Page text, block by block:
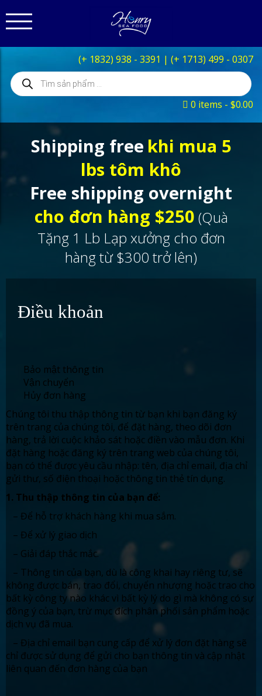
(+ 1832) 938 - 3391 | (+ 1713) 499 - 0307
Products
search
0 items
$0.00
Shipping free khi mua 5
lbs tôm khô
Free shipping overnight
cho đơn hàng $250 (Quà
Tặng 1 Lb Lạp xưởng cho đơn
hàng từ $300 trở lên)
Điều khoản
Bảo mật thông tin
Vận chuyển
Hủy đơn hàng
Chúng tôi thu thập thông tin từ bạn khi bạn đăng ký
trên trang của chúng tôi, để đặt hàng, theo dõi đơn
hàng, trả lời cuộc khảo sát hoặc điền vào mẫu đơn. Khi
đặt hàng hoặc đăng ký trên trang web của chúng tôi,
bạn có thể được yêu cầu nhập: tên, địa chỉ email, địa chỉ
gửi thư, số điện thoại hoặc thông tin thẻ tín dụng.
1. Thu thập thông tin của bạn để:
– Để hỗ trợ khách hàng khi mua sắm.
– Để xử lý giao dịch
– Giải đáp thắc mắc.
– Thông tin của bạn, dù là công khai hay riêng tư, sẽ
không được bán, trao đổi, chuyển nhượng hoặc trao cho
bất kỳ công ty nào khác vì bất kỳ lý do gì mà không có sự
đồng ý của bạn, trừ mục đích phân phối sản phẩm hoặc
dịch vụ đã mua.
– Địa chỉ email bạn cung cấp để xử lý đơn đặt hàng sẽ
chỉ được sử dụng để gửi cho bạn thông tin và cập nhật
liên quan đến đơn hàng của bạn